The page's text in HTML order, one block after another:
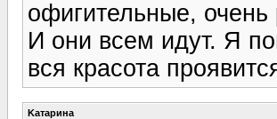
офигительные,
И они всем идут. Я
вся красота
Kатарина